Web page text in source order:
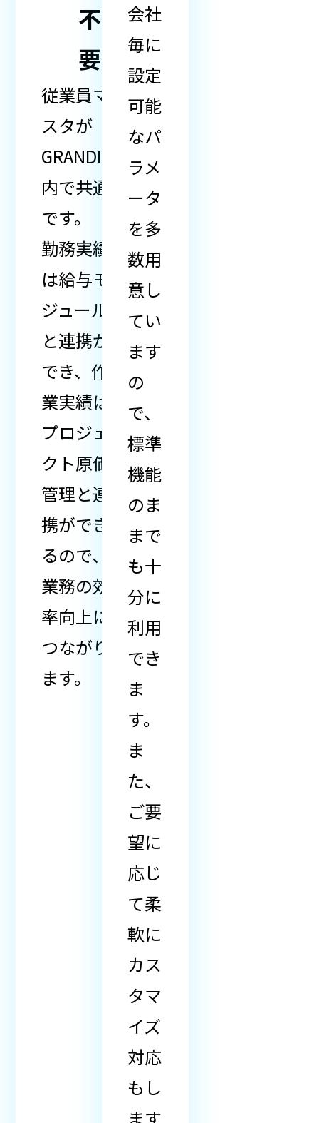
不
要
従業員マ
スタが
GRANDIT
内で共通
です。
勤務実績
は給与モ
ジュール
と連携が
でき、作
業実績は
プロジェ
クト原価
管理と連
携ができ
るので、
業務の効
率向上に
つながり
ます。
会社
毎に
設定
可能
なパ
ラメ
ータ
を多
数用
意し
てい
ます
の
で、
標準
機能
のま
まで
も十
分に
利用
でき
ま
す。
ま
た、
ご要
望に
応じ
て柔
軟に
カス
タマ
イズ
対応
もし
ます